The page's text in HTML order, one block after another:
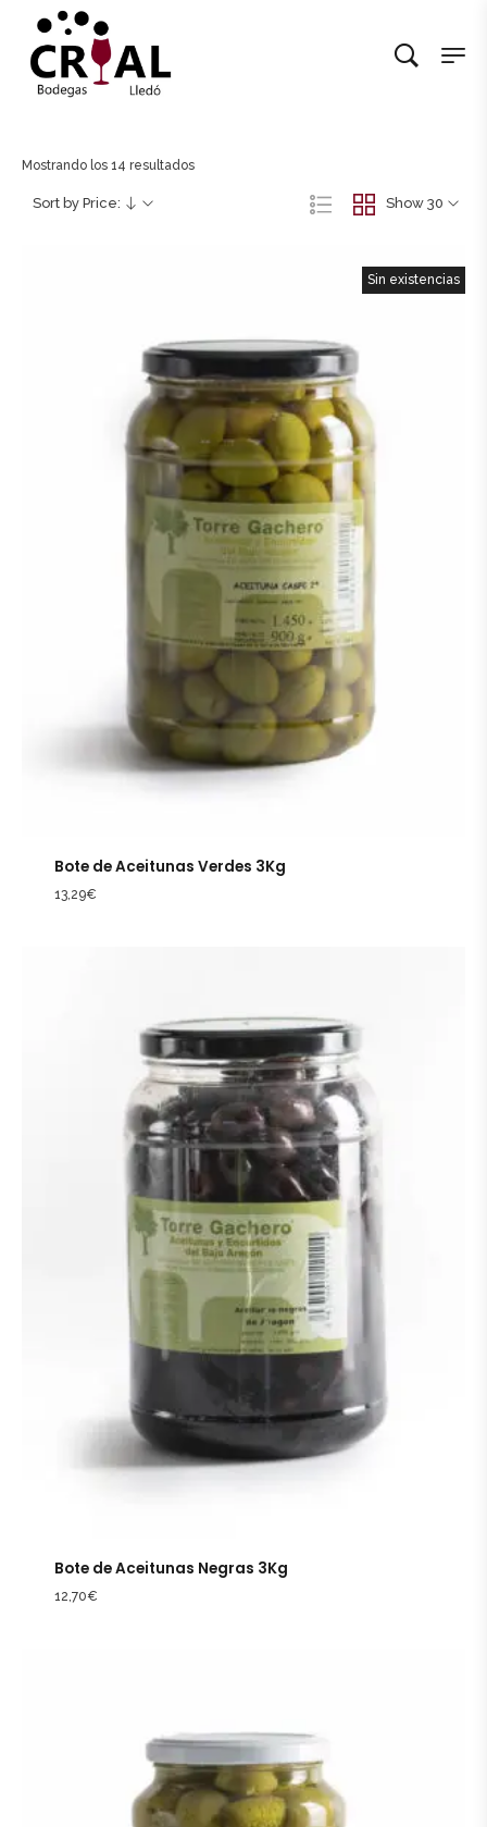
Mostrando los 14 resultados
Show 30
Sort by Price:
Sin existencias
Bote de Aceitunas Verdes 3Kg
13,29€
Bote de Aceitunas Negras 3Kg
12,70€